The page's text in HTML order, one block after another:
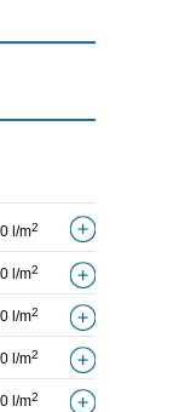
0 l/m2
0 l/m2
0 l/m2
0 l/m2
0 l/m2